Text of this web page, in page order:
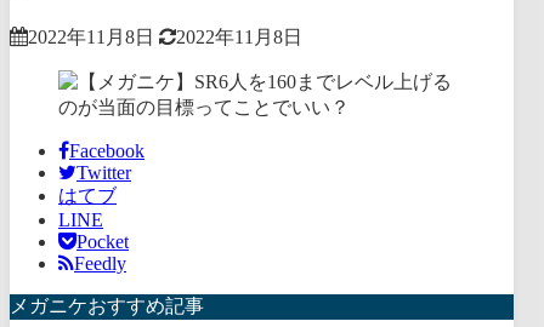
2022年11月8日 2022年11月8日
Facebook
Twitter
はてブ
LINE
Pocket
Feedly
メガニケおすすめ記事